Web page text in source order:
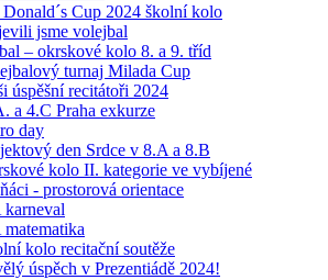
Cup 2024 školní kolo
jsme volejbal
– okrskové kolo 8. a 9. tříd
turnaj Milada Cup
úspěšní recitátoři 2024
a 4.C Praha exkurze
day
den Srdce v 8.A a 8.B
kolo II. kategorie ve vybíjené
- prostorová orientace
karneval
matematika
kolo recitační soutěže
úspěch v Prezentiádě 2024!